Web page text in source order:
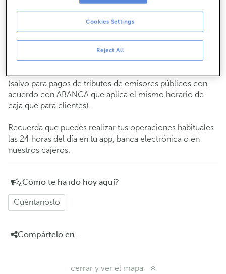
cita previay te atenderemos el día y hora
Operaciones con efectivo
Clientes: de lunes a viernes de 8:15 a 11:00
Si no eres cliente, el horario de caja será losmartes y
(salvo para pagos de tributos de emisores públicos con
acuerdo con ABANCA que aplica el mismo horario de
caja que para clientes).
Recuerda que puedes realizar tus operaciones habituales
las 24 horas del día en tu app, banca electrónica o en
nuestros cajeros.
¿Cómo te ha ido hoy aquí?
Cuéntanoslo
Compártelo en...
cerrar y ver el mapa
Reject All
Cookies Settings